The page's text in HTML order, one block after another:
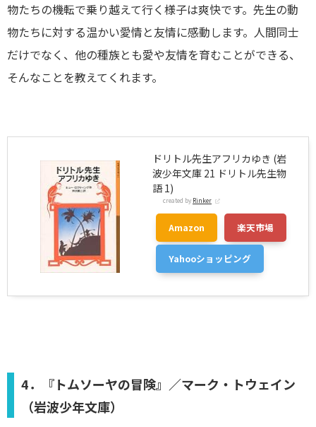
物たちの機転で乗り越えて行く様子は爽快です。先生の動
物たちに対する温かい愛情と友情に感動します。人間同士
だけでなく、他の種族とも愛や友情を育むことができる、
そんなことを教えてくれます。
ドリトル先生アフリカゆき (岩
波少年文庫 21 ドリトル先生物
語 1)
created by Rinker
Amazon 楽天市場
Yahooショッピング
4．『トムソーヤの冒険』／マーク・トウェイン
（岩波少年文庫）